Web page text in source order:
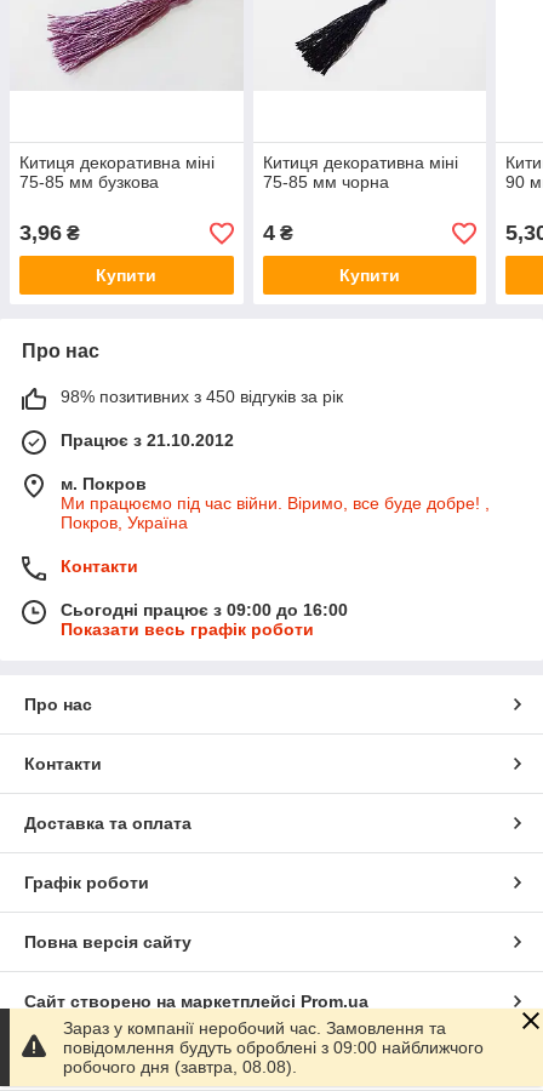
Китиця декоративна міні
75-85 мм бузкова
3,96 ₴
Купити
Китиця декоративна міні
75-85 мм чорна
4₴
Купити
90
Про нас
98% позитивних з 450 відгуків за рік
Працює з 21.10.2012
м. Покров
Ми працюємо під час війни. Віримо, все буде добре! ,
Покров, Україна
Контакти
Сьогодні працює з 09:00 до 16:00
Показати весь графік роботи
Про нас
Контакти
Доставка та оплата
Графік роботи
Повна версія сайту
Сайт створено на маркетплейсі Prom.ua
Політика конфіденційності
Зараз у компанії неробочий час. Замовлення та
повідомлення будуть оброблені з 09:00 найближчого
робочого дня (завтра, 08.08).